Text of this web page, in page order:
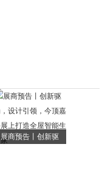
展商预告丨创新驱